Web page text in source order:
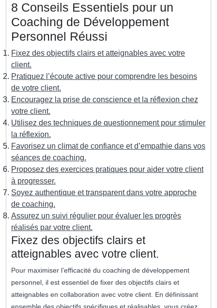
8 Conseils Essentiels pour un
Coaching de Développement
Personnel Réussi
Fixez des objectifs clairs et atteignables avec votre
client.
Pratiquez l’écoute active pour comprendre les besoins
de votre client.
Encouragez la prise de conscience et la réflexion chez
votre client.
Utilisez des techniques de questionnement pour stimuler
la réflexion.
Favorisez un climat de confiance et d’empathie dans vos
séances de coaching.
Proposez des exercices pratiques pour aider votre client
à progresser.
Soyez authentique et transparent dans votre approche
de coaching.
Assurez un suivi régulier pour évaluer les progrès
réalisés par votre client.
Fixez des objectifs clairs et
atteignables avec votre client.
Pour maximiser l’efficacité du coaching de développement
personnel, il est essentiel de fixer des objectifs clairs et
atteignables en collaboration avec votre client. En définissant